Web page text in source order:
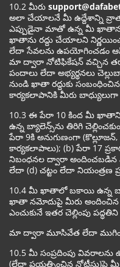
10.2 మీరు
అలా చేయాలనే మీ ఉద్దేశాన్ని
ఎప్పుడైనా మాతో ఉన్న మీ ఖాతాను
ఖాతాను రద్దు చేయాలని
లేదా సేవలను ఉపయోగించడం
మా ద్వారా నోటిఫికేషన్ వచ్చిన
పందాలు లేదా అభ్యర్థనలు
నుండి ఖాతా రద్దుకు
కార్యకలాపానికి మీరు
10.3 ఈ పేరా 10 కింద మీ
ఉన్న బ్యాలెన్స్‌ను తిరిగి
పేరా 9కి అనుగుణంగా
కార్యకలాపాలు); (b) పేరా 17
నిబంధనల ద్వారా
లేదా (d) చట్టం లేదా నియంత్రణ
10.4 మీ ఖాతాలో బకాయి ఉన్న
ఖాతా నమోదుపై మీరు అందించిన
ఎంచుకునే ఇతర చెల్లింపు
మా ద్వారా మూసివేత లేదా
10.5 మీ సంప్రదింపు
(లేదా ప్రయత్నించిన